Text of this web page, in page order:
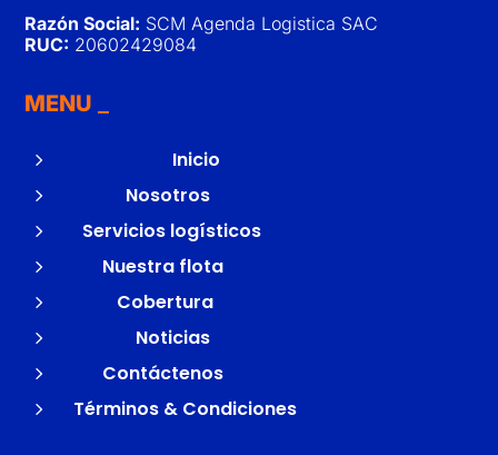
Razón Social: SCM Agenda Logistica SAC
RUC: 20602429084
MENU
5 Inicio
5 Nosotros
5 Servicios logísticos
5 Nuestra flota
5 Cobertura
5 Noticias
5 Contáctenos
5 Términos & Condiciones